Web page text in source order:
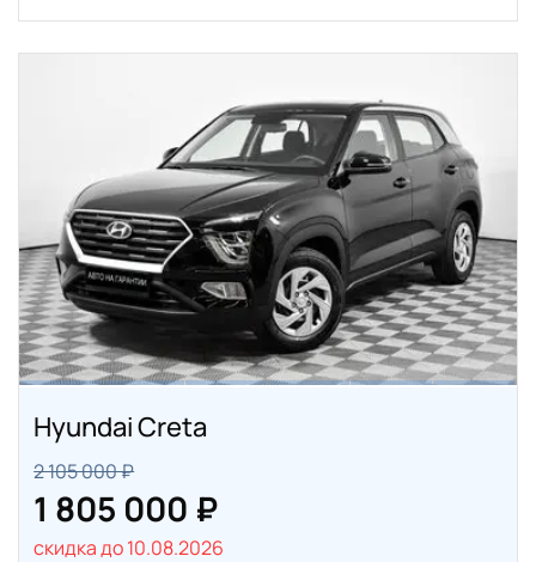
Hyundai Creta
2 105 000 ₽
1 805 000 ₽
скидка до 10.08.2026